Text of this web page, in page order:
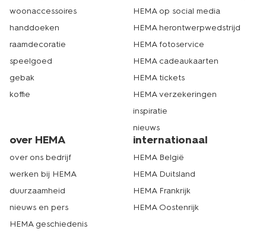
woonaccessoires
handdoeken
raamdecoratie
speelgoed
gebak
koffie
HEMA op social media
HEMA herontwerpwedstrijd
HEMA fotoservice
HEMA cadeaukaarten
HEMA tickets
HEMA verzekeringen
inspiratie
nieuws
over HEMA
over ons bedrijf
werken bij HEMA
duurzaamheid
nieuws en pers
HEMA geschiedenis
internationaal
HEMA België
HEMA Duitsland
HEMA Frankrijk
HEMA Oostenrijk